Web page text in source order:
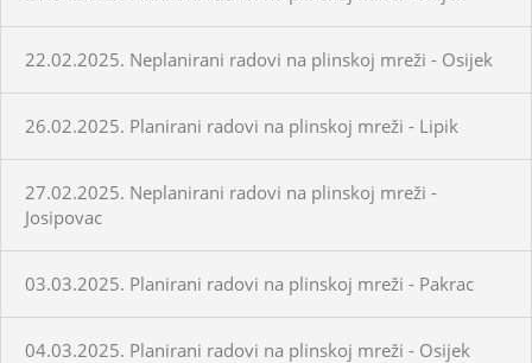
22.02.2025. Neplanirani radovi na plinskoj mreži - Osijek
26.02.2025. Planirani radovi na plinskoj mreži - Lipik
27.02.2025. Neplanirani radovi na plinskoj mreži -
Josipovac
03.03.2025. Planirani radovi na plinskoj mreži - Pakrac
04.03.2025. Planirani radovi na plinskoj mreži - Osijek